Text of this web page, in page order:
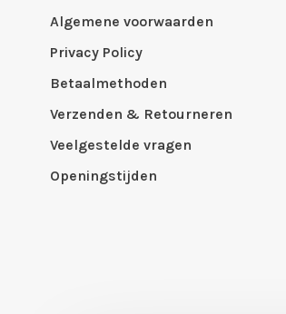
Algemene voorwaarden
Privacy Policy
Betaalmethoden
Verzenden & Retourneren
Veelgestelde vragen
Openingstijden